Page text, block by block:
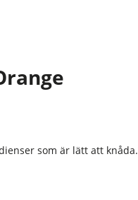
som är lätt att knåda.